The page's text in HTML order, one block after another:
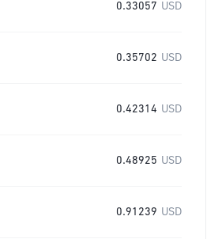
0.33057 USD
0.35702 USD
0.42314 USD
0.48925 USD
0.91239 USD